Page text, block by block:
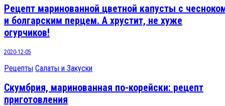
Рецепт маринованной цветной капусты с
и болгарским перцем. А хрустит, не хуже
огурчиков!
2020-12-05
Рецепты Салаты и Закуски
Скумбрия, маринованная по-корейски: рецепт
приготовления